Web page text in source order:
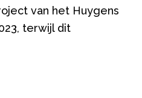
van het Huygens
terwijl dit